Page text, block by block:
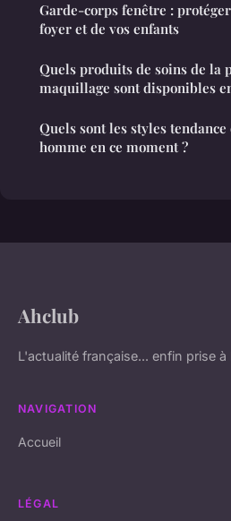
Garde-corps fenêtre :
foyer et de vos enfants
Quels produits de soins de la
maquillage sont disponibles
Quels sont les styles
homme en ce moment ?
Ahclub
L'actualité française... enfin prise à
NAVIGATION
Accueil
LÉGAL